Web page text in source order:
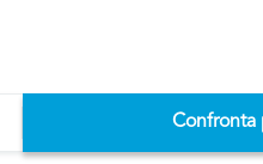
Confronta